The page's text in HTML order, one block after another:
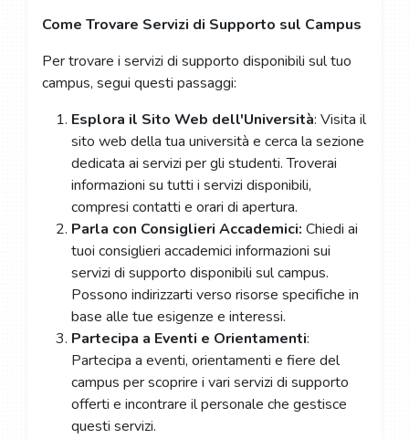
Come Trovare Servizi di Supporto sul Campus
Per trovare i servizi di supporto disponibili sul tuo
campus, segui questi passaggi:
Esplora il Sito Web dell'Università: Visita il
sito web della tua università e cerca la sezione
dedicata ai servizi per gli studenti. Troverai
informazioni su tutti i servizi disponibili,
compresi contatti e orari di apertura.
Parla con Consiglieri Accademici: Chiedi ai
tuoi consiglieri accademici informazioni sui
servizi di supporto disponibili sul campus.
Possono indirizzarti verso risorse specifiche in
base alle tue esigenze e interessi.
Partecipa a Eventi e Orientamenti:
Partecipa a eventi, orientamenti e fiere del
campus per scoprire i vari servizi di supporto
offerti e incontrare il personale che gestisce
questi servizi.